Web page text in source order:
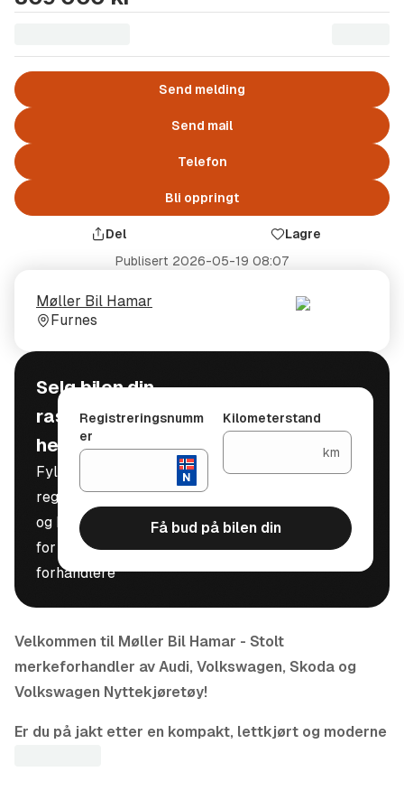
Send melding
Send mail
Telefon
Bli oppringt
Del
Lagre
Publisert 2026-05-19 08:07
Selger
Møller Bil Hamar
Selgerens
plass
Furnes
Selg bilen din
raskt, trygt og
helt gratis
Fyll inn
registreringsnummer
og kilometerstand
for å motta bud fra
forhandlere
Registreringsnumm
er
Kilometerstand
km
Få bud på bilen din
Velkommen til Møller Bil Hamar - Stolt
merkeforhandler av Audi, Volkswagen, Skoda og
Volkswagen Nyttekjøretøy!
Er du på jakt etter en kompakt, lettkjørt og moderne